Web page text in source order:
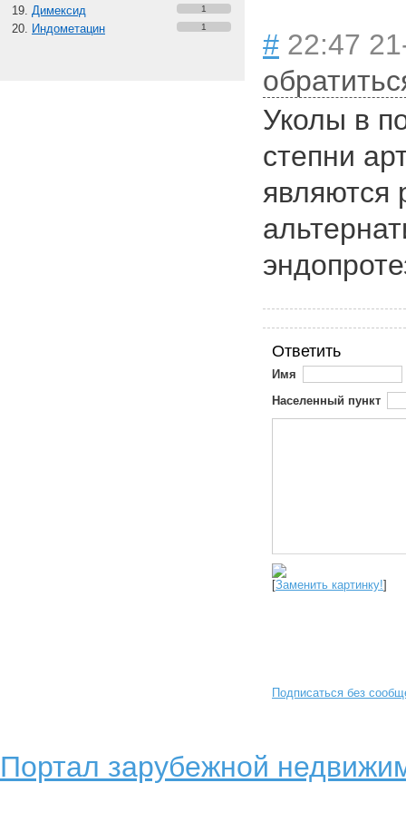
Димексид 1
Индометацин 1
# 22:47
Уколы в
степни
являются
Ответить
Имя
Населенный пункт
[Заменить картинку!]
Подписаться без
Портал зарубежной